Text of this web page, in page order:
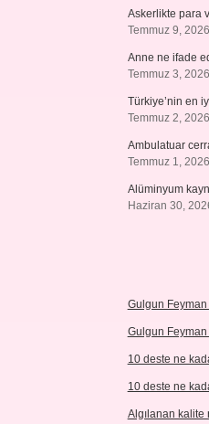
Askerlikte para
Temmuz 9, 2026
Anne ne ifade
Temmuz 3, 2026
Türkiye’nin en
Temmuz 2, 2026
Ambulatuar
Temmuz 1, 2026
Alüminyum
Haziran 30,
Gulgun Feyman
Gulgun Feyman
10 deste ne
10 deste ne
Algılanan kalite